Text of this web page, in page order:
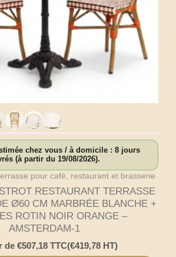
chez vous / à domicile : 8 jours
(à partir du 19/08/2026).
pour café, restaurant et brasserie
RESTAURANT TERRASSE
Ø60 CM MARBRÉE BLANCHE +
ROTIN NOIR ORANGE –
AMSTERDAM-1
de €507,18TTC(€419,78HT)